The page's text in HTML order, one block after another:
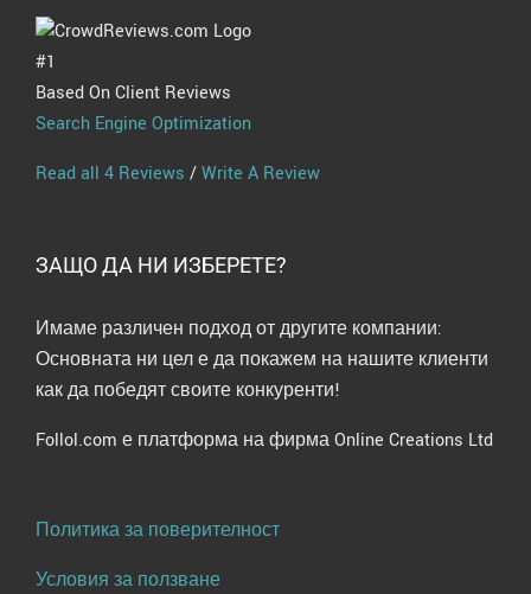
#1
Based On Client Reviews
Search Engine Optimization
Read all 4 Reviews /Write A Review
ЗАЩО ДА НИ ИЗБЕРЕТЕ?
Имаме различен подход от другите компании:
Основната ни цел е да покажем на нашите клиенти
как да победят своите конкуренти!
Follol.com е платформа на фирма Online Creations Ltd
Политика за поверителност
Условия за ползване